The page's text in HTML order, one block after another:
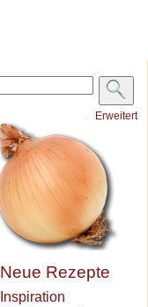
Erweitert
Neue Rezepte
Inspiration